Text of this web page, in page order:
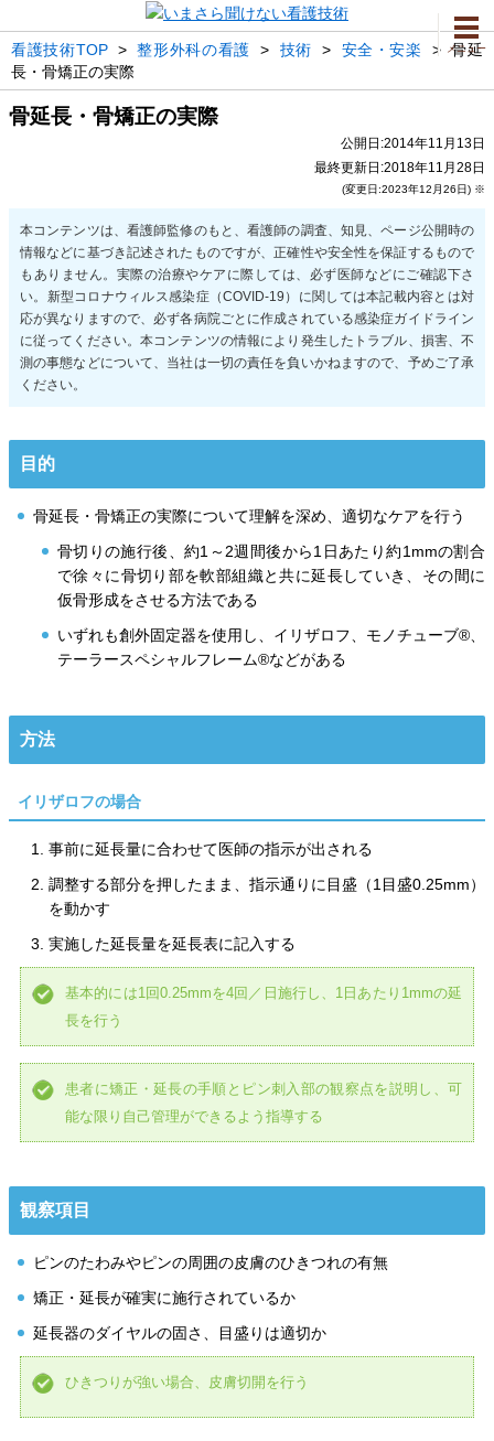
メニュー
看護技術TOP>整形外科の看護 > 技術 > 安全・安楽 >骨延
長・骨矯正の実際
骨延長・骨矯正の実際
公開日:2014年11月13日
最終更新日:2018年11月28日
(変更日:2023年12月26日) ※
目的
骨延長・骨矯正の実際について理解を深め、適切なケアを行う
骨切りの施行後、約1～2週間後から1日あたり約1mmの割合
で徐々に骨切り部を軟部組織と共に延長していき、その間に
仮骨形成をさせる方法である
いずれも創外固定器を使用し、イリザロフ、モノチューブ®、
テーラースペシャルフレーム®などがある
方法
イリザロフの場合
事前に延長量に合わせて医師の指示が出される
調整する部分を押したまま、指示通りに目盛（1目盛0.25mm）
を動かす
実施した延長量を延長表に記入する
基本的には1回0.25mmを4回／日施行し、1日あたり1mmの延
長を行う
患者に矯正・延長の手順とピン刺入部の観察点を説明し、可
能な限り自己管理ができるよう指導する
観察項目
ピンのたわみやピンの周囲の皮膚のひきつれの有無
矯正・延長が確実に施行されているか
延長器のダイヤルの固さ、目盛りは適切か
ひきつりが強い場合、皮膚切開を行う